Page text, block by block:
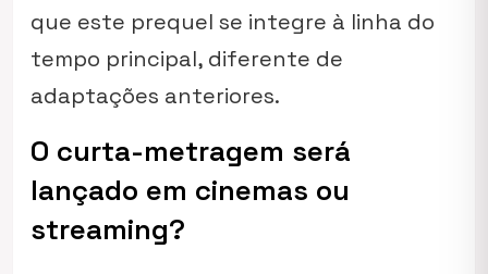
que este prequel se integre à linha do
tempo principal, diferente de
adaptações anteriores.
O curta-metragem será
lançado em cinemas ou
streaming?